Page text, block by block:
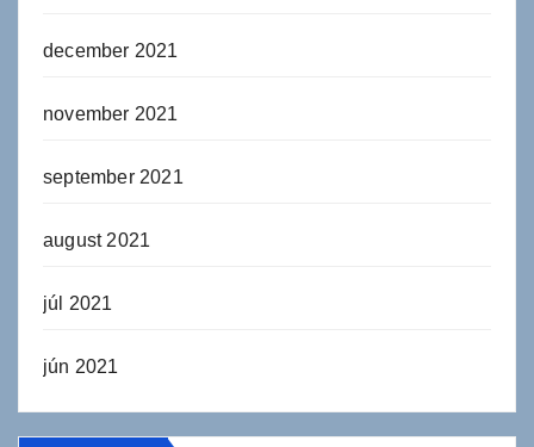
december 2021
november 2021
september 2021
august 2021
júl 2021
jún 2021